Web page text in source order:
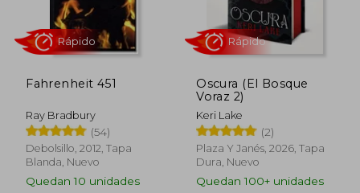
Rápido Rápido
Fahrenheit 451
Ray Bradbury
(54)
Debolsillo, 2012, Tapa
Blanda, Nuevo
Quedan 10 unidades
Oscura (El Bosque
Voraz 2)
Keri Lake
(2)
Plaza Y Janés, 2026, Tapa
Dura, Nuevo
Quedan 100+ unidades